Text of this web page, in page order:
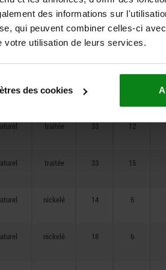
des informations sur
qui peuvent combiner celles-ci
votre utilisation de leurs services.
des cookies
traitée 18 6
traitée
traitée 33 12
traitée 33 15
nickelé 14 6
nickelé 18 6